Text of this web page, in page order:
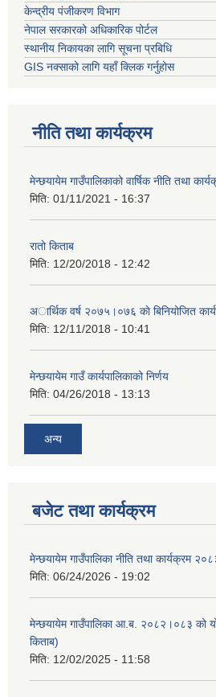
केन्द्रीय पंजीकरण विभाग
नेपाल सरकारको अधिकारिक पोर्टल
स्थानीय निकायका लागि सूचना प्रबिधि
GIS नक्साको लागि यहाँ क्लिक गर्नुहोस
नीति तथा कार्यक्रम
मेन्छयायेम गाउँपालिकाको वार्षिक नीति तथा
मिति: 01/11/2021 - 16:37
रातो किताब
मिति: 12/20/2018 - 12:42
अार्थिक वर्ष २०७५।०७६ काे बिनियोजित
मिति: 12/11/2018 - 10:41
मेन्छयायेम गाउँ कार्यपालिकाको निर्णय
मिति: 04/26/2018 - 13:13
अन्य
बजेट तथा कार्यक्रम
मेन्छयायेम गाउँपालिका नीति तथा कार्यक्रम
मिति: 06/24/2026 - 19:02
मेन्छयायेम गाउँपालिका आ.ब. २०८२।०८३ को
किताब)
मिति: 12/02/2025 - 11:58